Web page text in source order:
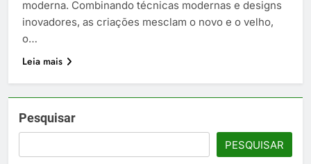
moderna. Combinando técnicas modernas e designs
inovadores, as criações mesclam o novo e o velho,
o…
Leia mais
Pesquisar
PESQUISAR